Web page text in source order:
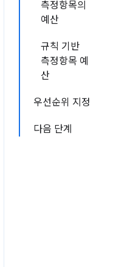
측정항목의
예산
규칙 기반
측정항목 예
산
우선순위 지정
다음 단계